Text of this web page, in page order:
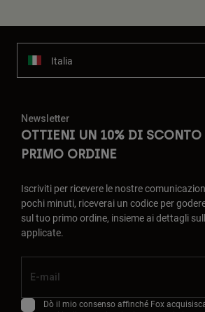
Italia
Newsletter
OTTIENI UN 10% DI SCONTO
PRIMO ORDINE
Iscriviti per ricevere le nostre
pochi minuti, riceverai un codice per
sul tuo primo ordine, insieme ai dettagli
applicate.
Dò il mio consenso affinché Fox